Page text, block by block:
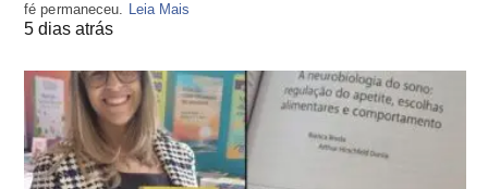
fé permaneceu. Leia Mais
5 dias atrás